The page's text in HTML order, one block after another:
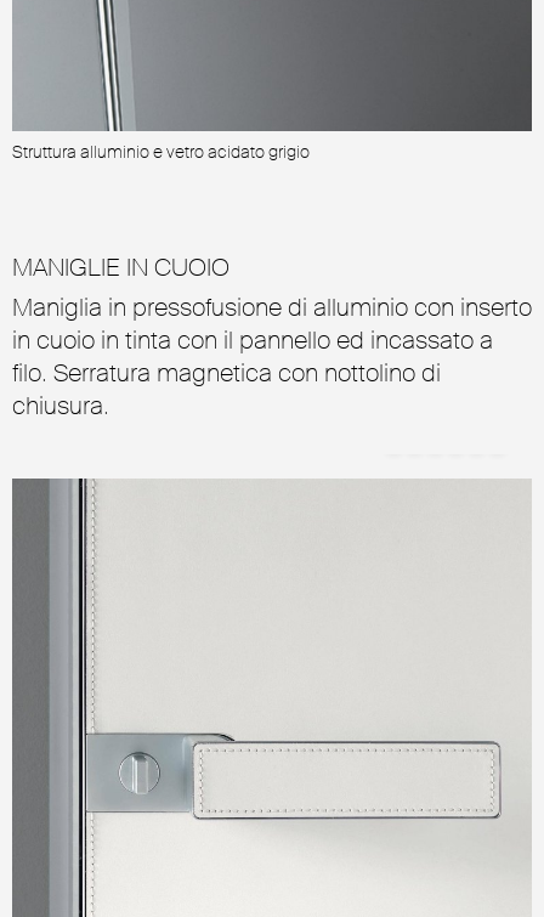
Struttura alluminio e vetro acidato grigio
MANIGLIE IN CUOIO
Maniglia in pressofusione di alluminio con inserto
in cuoio in tinta con il pannello ed incassato a
filo. Serratura magnetica con nottolino di
chiusura.